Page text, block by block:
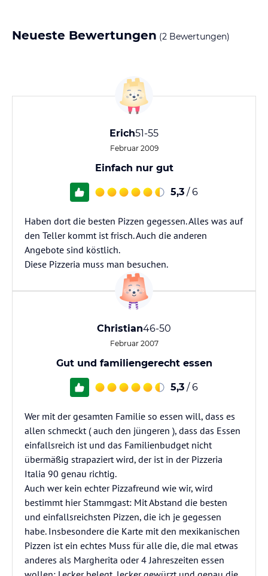
Neueste Bewertungen (2 Bewertungen)
Erich51-55
Februar 2009
Einfach nur gut
5,3 / 6
Haben dort die besten Pizzen gegessen. Alles was auf
den Teller kommt ist frisch. Auch die anderen
Angebote sind köstlich.
Diese Pizzeria muss man besuchen.
Christian46-50
Februar 2007
Gut und familiengerecht essen
5,3 / 6
Wer mit der gesamten Familie so essen will, dass es
allen schmeckt ( auch den jüngeren ), dass das Essen
einfallsreich ist und das Familienbudget nicht
übermäßig strapaziert wird, der ist in der Pizzeria
Italia 90 genau richtig.
Auch wer kein echter Pizzafreund wie wir, wird
bestimmt hier Stammgast: Mit Abstand die besten
und einfallsreichsten Pizzen, die ich je gegessen
habe. Insbesondere die Karte mit den mexikanischen
Pizzen ist ein echtes Muss für alle die, die mal etwas
anderes als Margherita oder 4 Jahreszeiten essen